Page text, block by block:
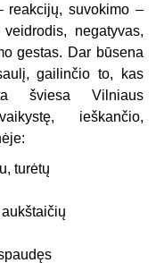
reakcijų, suvokimo –
negatyvas,
gestas. Dar būsena
gailinčio to, kas
šviesa Vilniaus
ieškančio,
turėtų